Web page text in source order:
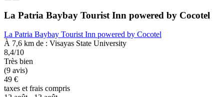
La Patria Baybay Tourist Inn powered by Cocotel
La Patria Baybay Tourist Inn powered by Cocotel
À 7,6 km de : Visayas State University
8,4/10
Très bien
(9 avis)
49 €
taxes et frais compris